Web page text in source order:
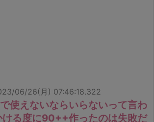
06/26(月) 07:46:18.322
使えないならいらないって言わ
ける度に90++作ったのは失敗だ